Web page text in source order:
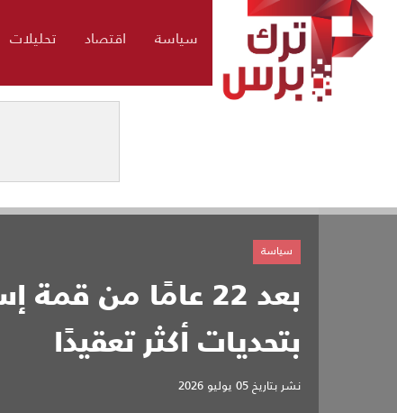
سياسة اقتصاد تحليلات
بعد 22 عامًا من
بتحديات أكثر تعقيدًا
نشر بتاريخ05 يوليو 2026
سياسة